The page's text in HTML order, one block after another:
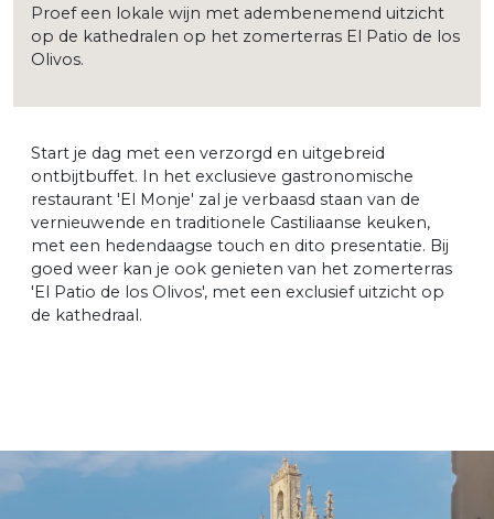
Proef een lokale wijn met adembenemend uitzicht
op de kathedralen op het zomerterras El Patio de los
Olivos.
Start je dag met een verzorgd en uitgebreid
ontbijtbuffet. In het exclusieve gastronomische
restaurant 'El Monje' zal je verbaasd staan van de
vernieuwende en traditionele Castiliaanse keuken,
met een hedendaagse touch en dito presentatie. Bij
goed weer kan je ook genieten van het zomerterras
'El Patio de los Olivos', met een exclusief uitzicht op
de kathedraal.